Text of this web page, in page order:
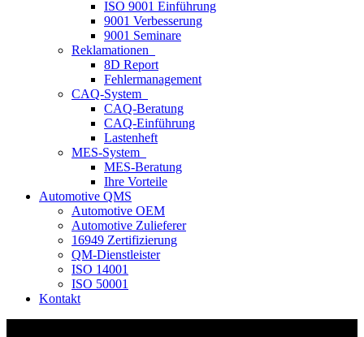
ISO 9001 Einführung
9001 Verbesserung
9001 Seminare
Reklamationen
8D Report
Fehlermanagement
CAQ-System
CAQ-Beratung
CAQ-Einführung
Lastenheft
MES-System
MES-Beratung
Ihre Vorteile
Automotive QMS
Automotive OEM
Automotive Zulieferer
16949 Zertifizierung
QM-Dienstleister
ISO 14001
ISO 50001
Kontakt